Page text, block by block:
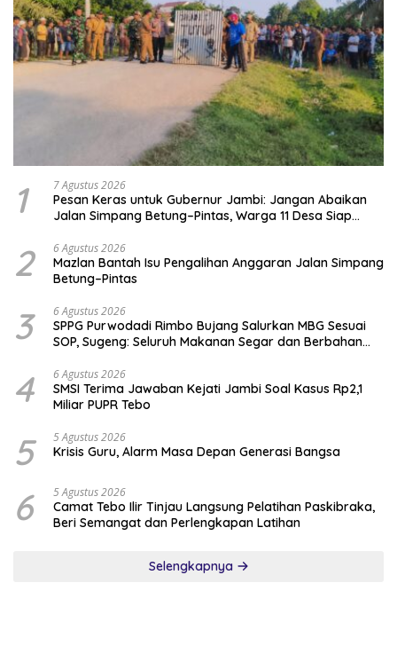
1 7 Agustus 2026
Pesan Keras untuk Gubernur Jambi: Jangan Abaikan
Jalan Simpang Betung–Pintas, Warga 11 Desa Siap
2 6 Agustus 2026
Mazlan Bantah Isu Pengalihan Anggaran Jalan Simpang
Betung–Pintas
3 6 Agustus 2026
SPPG Purwodadi Rimbo Bujang Salurkan MBG Sesuai
SOP, Sugeng: Seluruh Makanan Segar dan Berbahan
4 6 Agustus 2026
SMSI Terima Jawaban Kejati Jambi Soal Kasus Rp2,1
Miliar PUPR Tebo
5 5 Agustus 2026
Krisis Guru, Alarm Masa Depan Generasi Bangsa
6 5 Agustus 2026
Camat Tebo Ilir Tinjau Langsung Pelatihan Paskibraka,
Beri Semangat dan Perlengkapan Latihan
Selengkapnya